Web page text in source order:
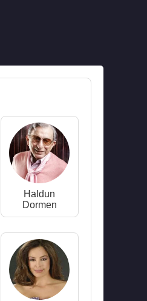
Haldun
Dormen